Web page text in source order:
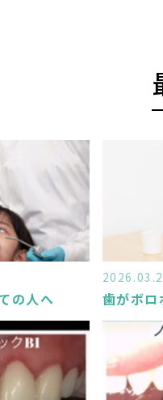
の人へ 歯がボ